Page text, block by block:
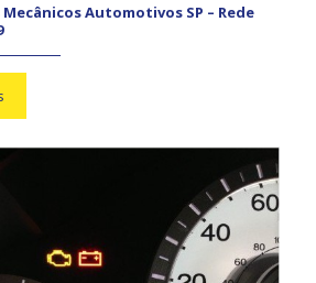
Automotivos SP – Rede